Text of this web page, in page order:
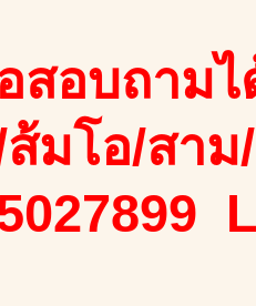
สอบถาม
ส้มโอ/สา